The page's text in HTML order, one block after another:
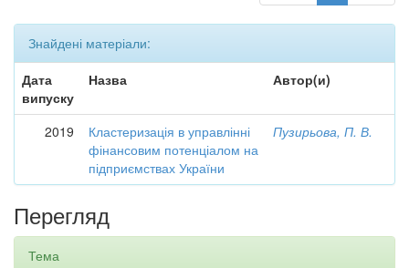
Знайдені матеріали:
Дата
випуску
Назва Автор(и)
2019
Кластеризація в управлінні
фінансовим потенціалом на
підприємствах України
Пузирьова, П. В.
Перегляд
Тема